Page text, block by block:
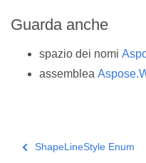
Guarda anche
spazio dei nomi
assemblea
ShapeLineStyle Enum